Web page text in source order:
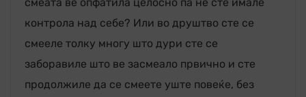
контрола над себе? Или во друштво сте се
смееле толку многу што дури сте се
заборавиле што ве засмеало првично и сте
продолжиле да се смеете уште повеќе, без